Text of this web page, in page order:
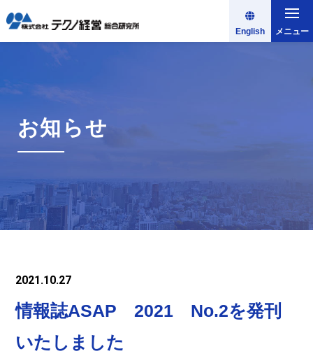
English メニュー
お知らせ
2021.10.27
情報誌ASAP 2021 No.2を発刊
いたしました